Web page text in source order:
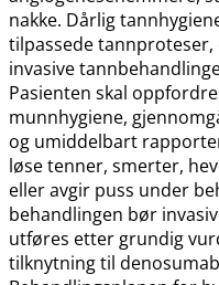
nakke. Dårlig
tilpassede
invasive
Pasienten skal
munnhygiene,
og umiddelbart
løse tenner, smerter,
eller avgir puss under
behandlingen bør
utføres etter grundig
tilknytning til